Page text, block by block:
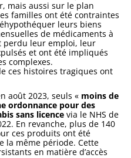
mais aussi sur le plan
familles ont été contraintes
leurs biens
de médicaments à
perdu leur emploi, leur
et ont été impliqués
complexes.
ces histoires tragiques ont
août 2023, seuls « moins de
ordonnance pour des
sans licence via le NHS de
En revanche, plus de 140
ces produits ont été
la même période. Cette
en matière d’accès